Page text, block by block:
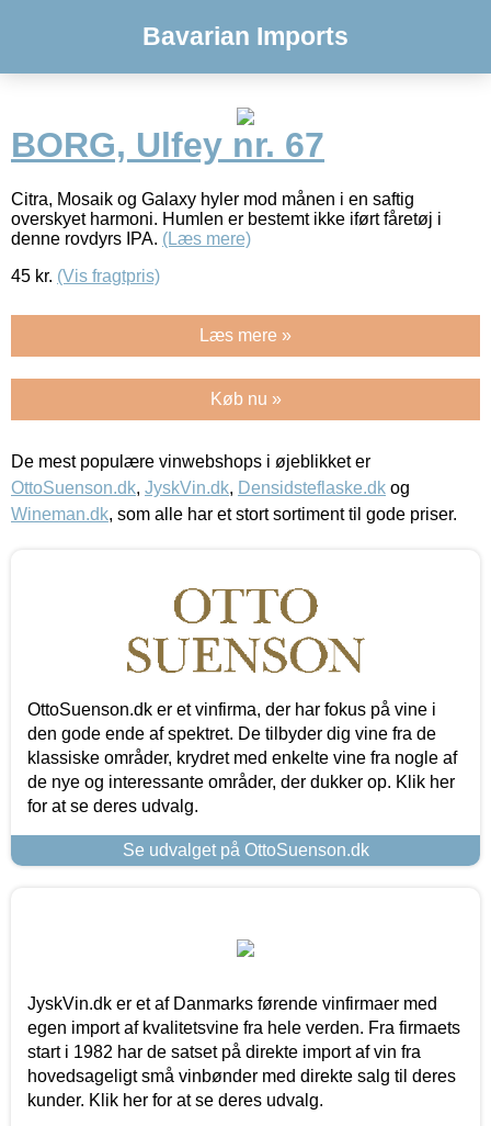
Bavarian Imports
BORG, Ulfey nr. 67
Citra, Mosaik og Galaxy hyler mod månen i en saftig
overskyet harmoni. Humlen er bestemt ikke iført fåretøj i
denne rovdyrs IPA. (Læs mere)
45 kr. (Vis fragtpris)
Læs mere »
Køb nu »
De mest populære vinwebshops i øjeblikket er
OttoSuenson.dk, JyskVin.dk, Densidsteflaske.dk og
Wineman.dk, som alle har et stort sortiment til gode priser.
OttoSuenson.dk er et vinfirma, der har fokus på vine i
den gode ende af spektret. De tilbyder dig vine fra de
klassiske områder, krydret med enkelte vine fra nogle af
de nye og interessante områder, der dukker op. Klik her
for at se deres udvalg.
Se udvalget på OttoSuenson.dk
JyskVin.dk er et af Danmarks førende vinfirmaer med
egen import af kvalitetsvine fra hele verden. Fra firmaets
start i 1982 har de satset på direkte import af vin fra
hovedsageligt små vinbønder med direkte salg til deres
kunder. Klik her for at se deres udvalg.